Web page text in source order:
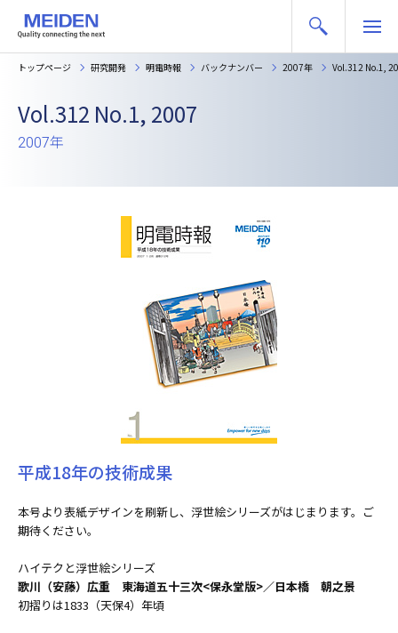
トップページ 研究開発 明電時報 バックナンバー 2007年 Vol.312 No.1,
Vol.312 No.1, 2007
2007年
平成18年の技術成果
本号より表紙デザインを刷新し、浮世絵シリーズがはじまります。ご
期待ください。
ハイテクと浮世絵シリーズ
歌川（安藤）広重 東海道五十三次<保永堂版>／日本橋 朝之景
初摺りは1833（天保4）年頃